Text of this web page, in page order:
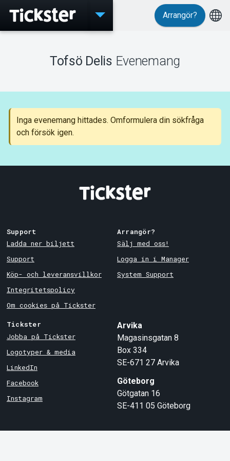
Evenemang
Support
Om Tickster
Arrangör?
Tofsö Delis Evenemang
Inga evenemang hittades. Omformulera din sökfråga
och försök igen.
Support
Ladda ner biljett
Support
Köp- och leveransvillkor
Integritetspolicy
Om cookies på Tickster
Arrangör?
Sälj med oss!
Logga in i Manager
System Support
Tickster
Jobba på Tickster
Logotyper & media
LinkedIn
Facebook
Instagram
Arvika
Magasinsgatan 8
Box 334
SE-671 27 Arvika
Göteborg
Götgatan 16
SE-411 05 Göteborg